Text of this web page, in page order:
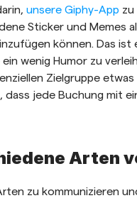
unsere Giphy-App zu
Sticker und Memes
können. Das
wenig Humor zu
Zielgruppe
jede Buchung mit
Arten
zu kommunizieren